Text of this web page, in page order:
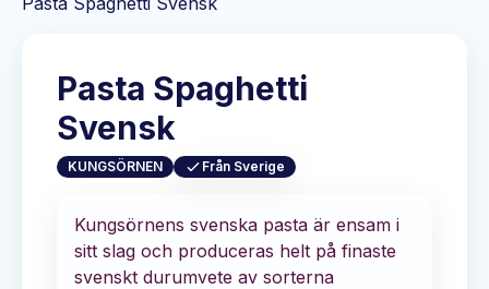
Pasta Spaghetti
Svensk
KUNGSÖRNEN Från Sverige
Kungsörnens svenska pasta är ensam i
sitt slag och produceras helt på finaste
svenskt durumvete av sorterna